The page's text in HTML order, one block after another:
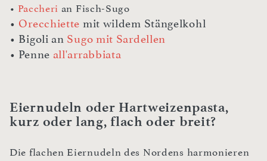
• Paccheri an Fisch-Sugo
• Orecchiette mit wildem Stängelkohl
• Bigoli an Sugo mit Sardellen
• Penne all'arrabbiata
Eiernudeln oder Hartweizenpasta,
kurz oder lang, flach oder breit?
Die flachen Eiernudeln des Nordens harmonieren